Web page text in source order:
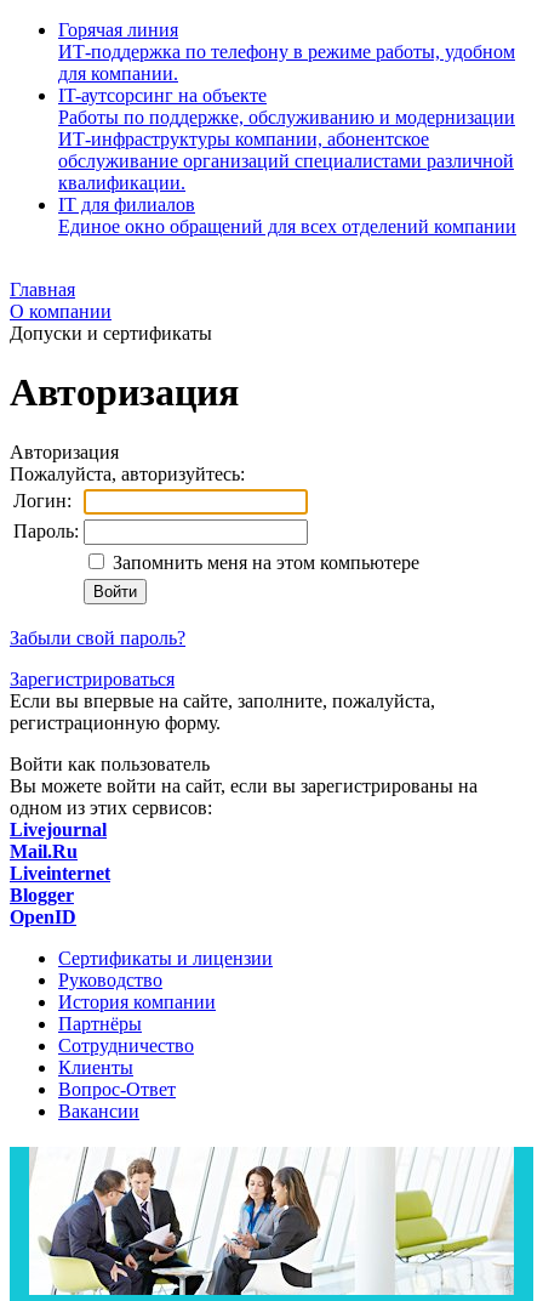
Горячая линия
ИТ-поддержка по телефону в режиме работы, удобном
для компании.
IT-аутсорсинг на объекте
Работы по поддержке, обслуживанию и модернизации
ИТ-инфраструктуры компании, абонентское
обслуживание организаций специалистами различной
квалификации.
IT для филиалов
Единое окно обращений для всех отделений компании
Главная
О компании
Допуски и сертификаты
Авторизация
Авторизация
Пожалуйста, авторизуйтесь:
Логин:
Пароль:
Запомнить меня на этом компьютере
Забыли свой пароль?
Зарегистрироваться
Если вы впервые на сайте, заполните, пожалуйста,
регистрационную форму.
Войти как пользователь
Вы можете войти на сайт, если вы зарегистрированы на
одном из этих сервисов:
Livejournal
Mail.Ru
Liveinternet
Blogger
OpenID
Сертификаты и лицензии
Руководство
История компании
Партнёры
Сотрудничество
Клиенты
Вопрос-Ответ
Вакансии